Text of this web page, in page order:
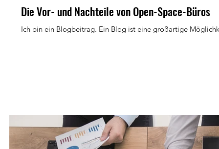
Die Vor- und Nachteile von Open-Space-Büros
Ich bin ein Blogbeitrag. Ein Blog ist eine großartige